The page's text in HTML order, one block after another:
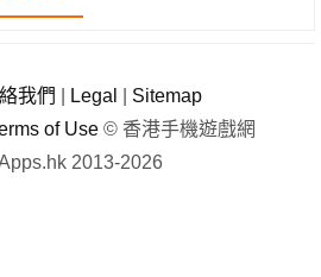
我們 Legal
Sitemap
of Use © 香港手機遊戲網
2013-2026